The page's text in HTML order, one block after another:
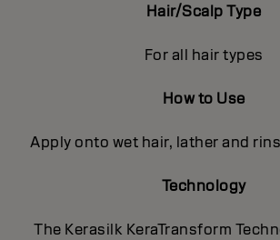
Hair/Scalp Type
For all hair types
How to Use
Apply onto wet hair, lather and
Technology
The Kerasilk KeraTransform